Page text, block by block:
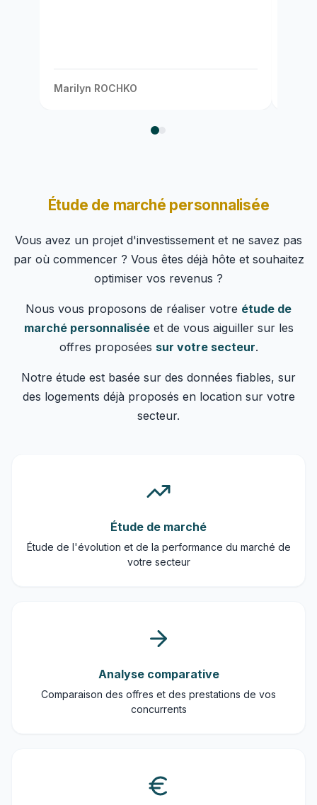
Samyr MOHAMED
Étude de marché personnalisée
Vous avez un projet d'investissement et ne savez pas
par où commencer ? Vous êtes déjà hôte et souhaitez
optimiser vos revenus ?
Nous vous proposons de réaliser votre étude de
marché personnaliséeet de vous aiguiller sur les
offres proposées sur votre secteur.
Notre étude est basée sur des données fiables, sur
des logements déjà proposés en location sur votre
secteur.
Étude de marché
Étude de l'évolution et de la performance du marché de
votre secteur
Analyse comparative
Comparaison des offres et des prestations de vos
concurrents